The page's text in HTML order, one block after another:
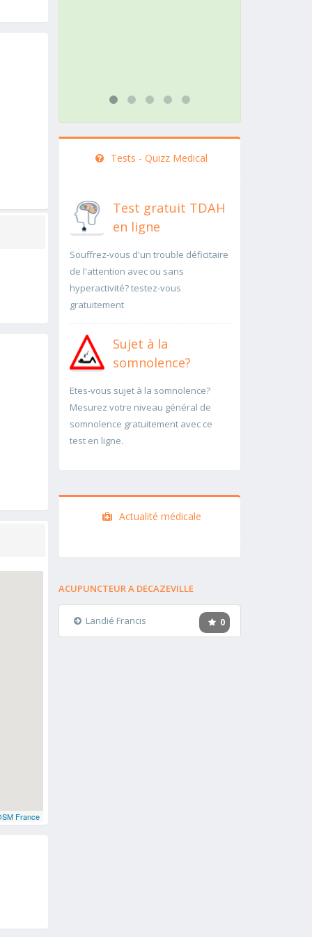
France
Tests - Quizz Medical
Test gratuit TDAH
en ligne
Souffrez-vous d'un trouble déficitaire
de l'attention avec ou sans
hyperactivité? testez-vous
gratuitement
Sujet à la
somnolence?
Etes-vous sujet à la somnolence?
Mesurez votre niveau général de
somnolence gratuitement avec ce
test en ligne.
Actualité médicale
ACUPUNCTEUR A DECAZEVILLE
0
Landié Francis